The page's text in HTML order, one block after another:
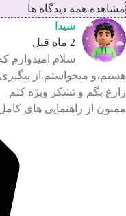
همه دیدگاه ها
شیدا
سلام امیدوارم
میخواستم از
بگم و تشکر ویژه کنم
از راهنمایی های